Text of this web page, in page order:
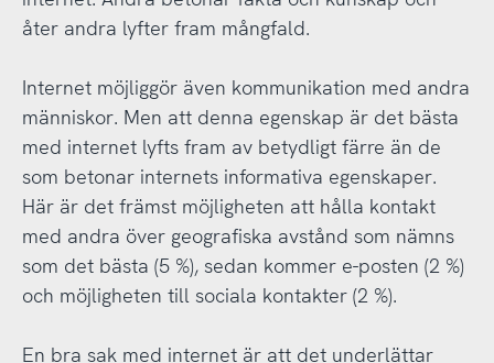
åter andra lyfter fram mångfald.
Internet möjliggör även kommunikation med andra
människor. Men att denna egenskap är det bästa
med internet lyfts fram av betydligt färre än de
som betonar internets informativa egenskaper.
Här är det främst möjligheten att hålla kontakt
med andra över geografiska avstånd som nämns
som det bästa (5 %), sedan kommer e-posten (2 %)
och möjligheten till sociala kontakter (2 %).
En bra sak med internet är att det underlättar